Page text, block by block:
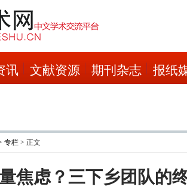
讯 文献资源 期刊杂志 报纸
专栏 > 正文
量焦虑？三下乡团队的